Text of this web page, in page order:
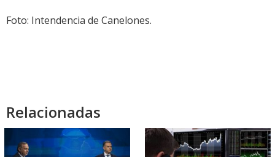
Foto: Intendencia de Canelones.
Relacionadas